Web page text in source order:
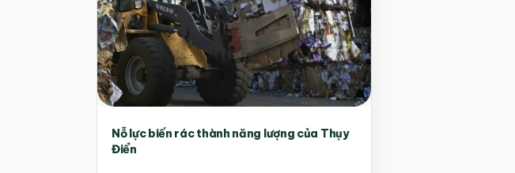
Nỗ lực biến rác thành năng lượng của Thụy
Điển